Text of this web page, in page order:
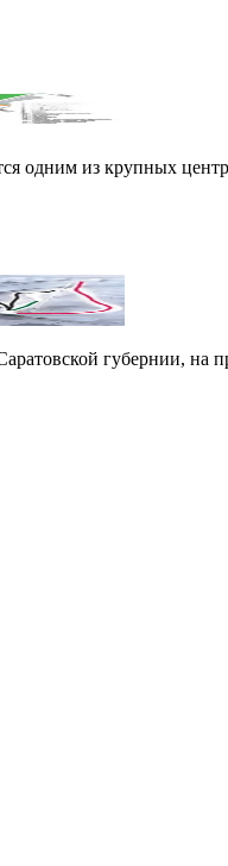
одним из крупных
губернии,